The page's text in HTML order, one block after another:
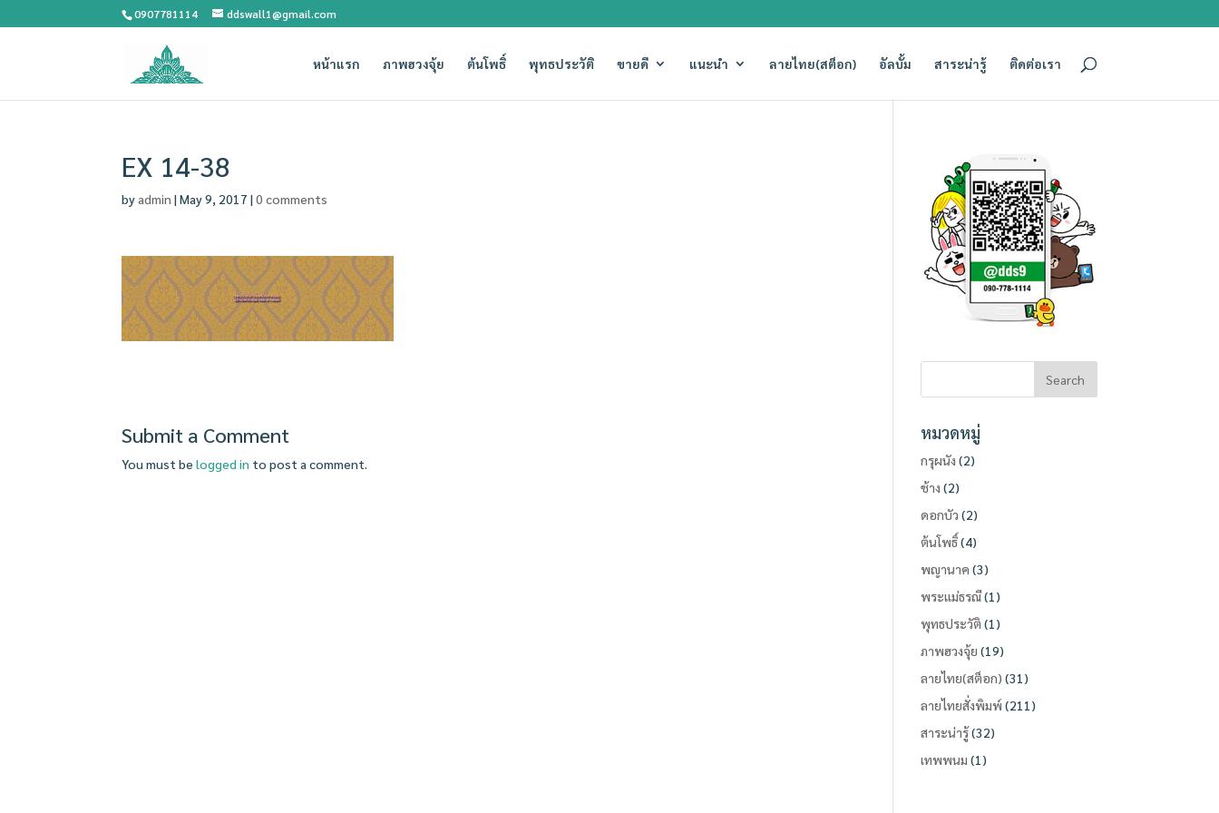
0907781114 ddswall1@gmail.com
หน้าแรก ภาพฮวงจุ้ย ต้นโพธิ์ พุทธประวัติ ขายดี แนะนำ ลายไทย(สต็อก) อัลบั้ม สาระน่ารู้ ติดต่อเรา
EX 14-38
byadmin |May 9, 2017 |0 comments
Submit a Comment
You must belogged in to post a comment.
หมวดหมู่
กรุผนัง (2)
ช้าง (2)
ดอกบัว (2)
ต้นโพธิ์(4)
พญานาค (3)
พระแม่ธรณี(1)
พุทธประวัติ (1)
ภาพฮวงจุ้ย (19)
ลายไทย(สต็อก) (31)
ลายไทยสั่งพิมพ์ (211)
สาระน่ารู้(32)
เทพพนม (1)